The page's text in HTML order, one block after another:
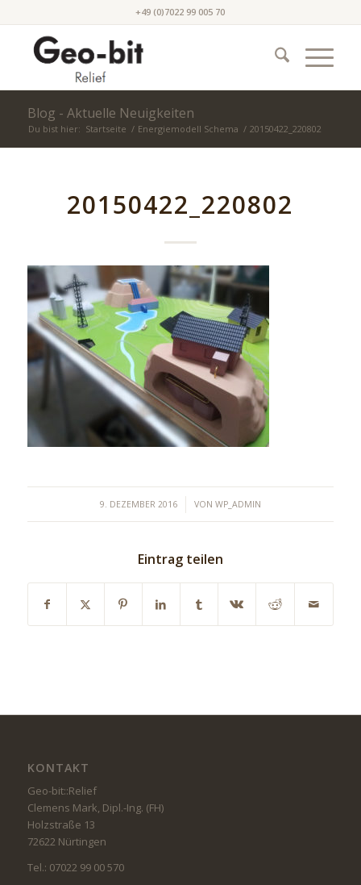
+49 (0)7022 99 005 70
Blog - Aktuelle Neuigkeiten
Du bist hier: Startseite / Energiemodell Schema / 20150422_220802
20150422_220802
9. DEZEMBER 2016
/ VON WP_ADMIN
Eintrag teilen
KONTAKT
Geo-bit::Relief
Clemens Mark, Dipl.-Ing. (FH)
Holzstraße 13
72622 Nürtingen
Tel.: 07022 99 00 570